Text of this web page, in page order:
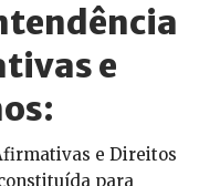
e
e Direitos
para